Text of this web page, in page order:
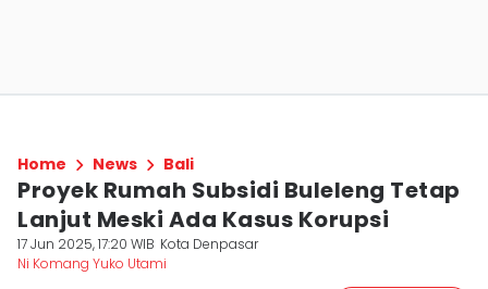
Home News Bali
Proyek Rumah Subsidi Buleleng Tetap
Lanjut Meski Ada Kasus Korupsi
17 Jun 2025, 17:20 WIB Kota Denpasar
Ni Komang Yuko Utami